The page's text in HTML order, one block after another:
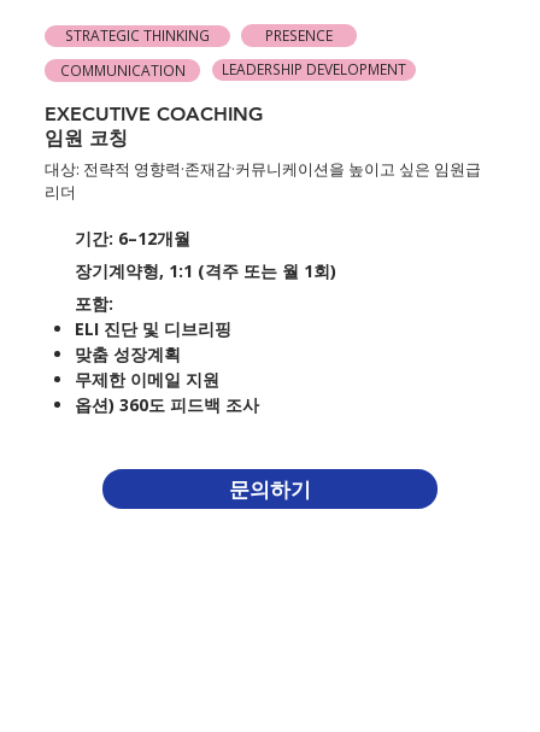
STRATEGIC THINKING
PRESENCE
COMMUNICATION
LEADERSHIP DEVELOPMENT
EXECUTIVE COACHING
​​임원 코칭
대상: 전략적 영향력·존재감·커뮤니케이션을 높이고 싶은 임원급
리더
기간: 6–12개월
장기계약형, 1:1 (격주 또는 월 1회)
포함:
ELI 진단 및 디브리핑
맞춤 성장계획
무제한 이메일 지원
옵션) 360도 피드백 조사
문의하기